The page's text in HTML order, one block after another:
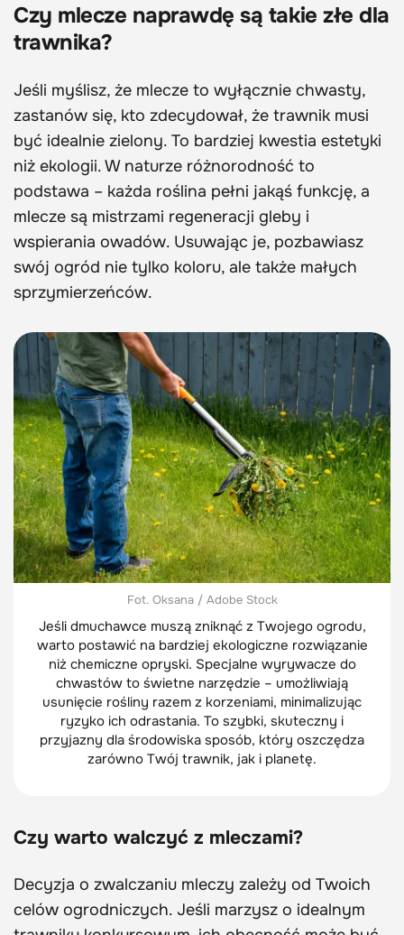
Czy mlecze naprawdę są takie złe dla
trawnika?
Jeśli myślisz, że mlecze to wyłącznie chwasty,
zastanów się, kto zdecydował, że trawnik musi
być idealnie zielony. To bardziej kwestia estetyki
niż ekologii. W naturze różnorodność to
podstawa – każda roślina pełni jakąś funkcję, a
mlecze są mistrzami regeneracji gleby i
wspierania owadów. Usuwając je, pozbawiasz
swój ogród nie tylko koloru, ale także małych
sprzymierzeńców.
Fot. Oksana / Adobe Stock
Jeśli dmuchawce muszą zniknąć z Twojego ogrodu,
warto postawić na bardziej ekologiczne rozwiązanie
niż chemiczne opryski. Specjalne wyrywacze do
chwastów to świetne narzędzie – umożliwiają
usunięcie rośliny razem z korzeniami, minimalizując
ryzyko ich odrastania. To szybki, skuteczny i
przyjazny dla środowiska sposób, który oszczędza
zarówno Twój trawnik, jak i planetę.
Czy warto walczyć z mleczami?
Decyzja o zwalczaniu mleczy zależy od Twoich
celów ogrodniczych. Jeśli marzysz o idealnym